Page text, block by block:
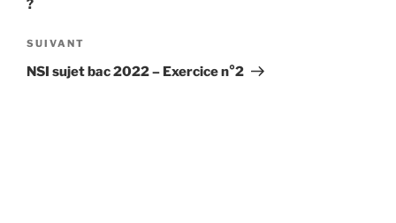
?
Article
suivant
SUIVANT
NSI sujet bac 2022 – Exercice n°2